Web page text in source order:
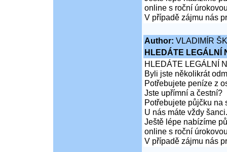
online s roční
V případě zájmu nás
Author: VLADIMÍR
HLEDÁTE LEGÁLNÍ
HLEDÁTE LEGÁLNÍ
Byli jste několikrát
Potřebujete peníze z
Jste upřímní a čestní?
Potřebujete půjčku na
U nás máte vždy šanci.
Ještě lépe nabízíme
online s roční
V případě zájmu nás